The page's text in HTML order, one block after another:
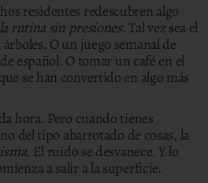
residentes redescubren algo
la rutina sin presiones. Tal vez sea el
O un juego semanal de
español. O tomar un café en el
se han convertido en algo más
hora. Pero cuando tienes
del tipo abarrotado de cosas, la
. El ruido se desvanece. Y lo
a salir a la superficie.